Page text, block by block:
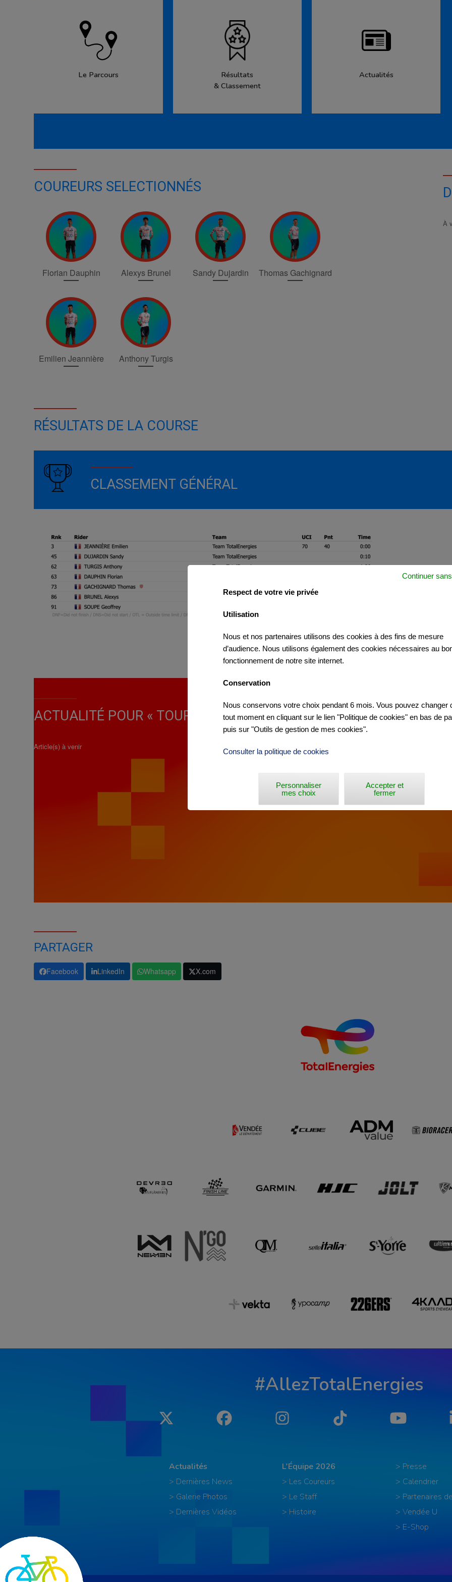
Le Parcours
Résultats
& Classement
Actualités
COUREURS SELECTIONNÉS
Florian Dauphin Alexys Brunel Sandy Dujardin Thomas Gachignard
Emilien Jeannière Anthony Turgis
À
RÉSULTATS DE LA COURSE
CLASSEMENT GÉNÉRAL
ACTUALITÉ POUR « TOUR DU FINISTÈRE »
Article(s) à venir
PARTAGER
Facebook LinkedIn Whatsapp X.com
#AllezTotalEnergies
Twitter Facebook Instagram Tiktok YouTube
Actualités
> Dernières News
> Galerie Photos
> Dernières Vidéos
L'Équipe 2026
> Les Coureurs
> Le Staff
> Histoire
> Presse
> Calendrier
> Partenaires
> Vendée U
> E-Shop
Respect de votre vie privée
Utilisation
Nous et nos partenaires utilisons des cookies à des fins de mesure
d’audience. Nous utilisons également des cookies nécessaires au
fonctionnement de notre site internet.
Conservation
Nous conservons votre choix pendant 6 mois. Vous pouvez changer
tout moment en cliquant sur le lien "Politique de cookies" en bas de
puis sur "Outils de gestion de mes cookies".
Consulter la politique de cookies
Personnaliser
mes choix
Accepter et
fermer
Continuer